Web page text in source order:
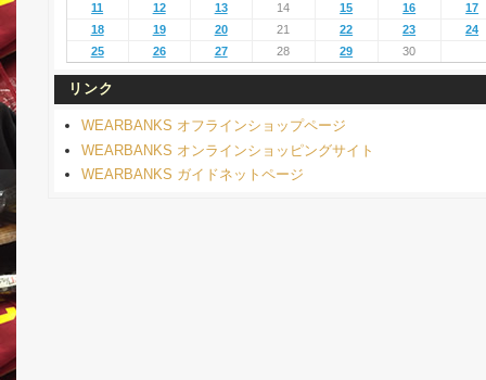
11
12 13 14 15 16
17
18
19 20 21 22 23
24
25
26 27 28 29 30
リンク
WEARBANKS オフラインショップページ
WEARBANKS オンラインショッピングサイト
WEARBANKS ガイドネットページ